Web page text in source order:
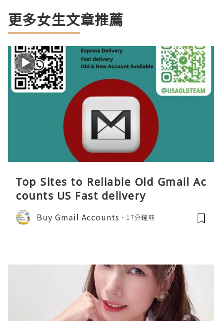
更多女生文章推薦
Top Sites to Reliable Old Gmail Ac
counts US Fast delivery
Buy Gmail Accounts 17分鐘前